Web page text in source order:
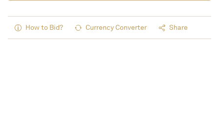
How to Bid? Currency Converter Share